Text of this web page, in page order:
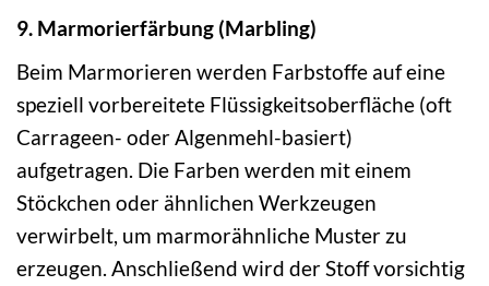
9. Marmorierfärbung (Marbling)
Beim Marmorieren werden Farbstoffe auf eine
speziell vorbereitete Flüssigkeitsoberfläche (oft
Carrageen- oder Algenmehl-basiert)
aufgetragen. Die Farben werden mit einem
Stöckchen oder ähnlichen Werkzeugen
verwirbelt, um marmorähnliche Muster zu
erzeugen. Anschließend wird der Stoff vorsichtig